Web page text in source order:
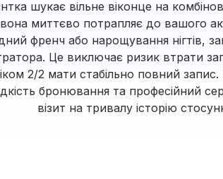
шукає вільне віконце на
миттєво потрапляє до вашого
френч або нарощування нігтів,
Це виключає ризик втрати
2/2 мати стабільно повний
бронювання та професійний
візит на тривалу історію